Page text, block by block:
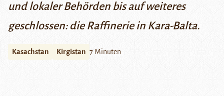
und lokaler Behörden bis auf weiteres
geschlossen: die Raffinerie in Kara-Balta.
Kasachstan Kirgistan 7 Minuten